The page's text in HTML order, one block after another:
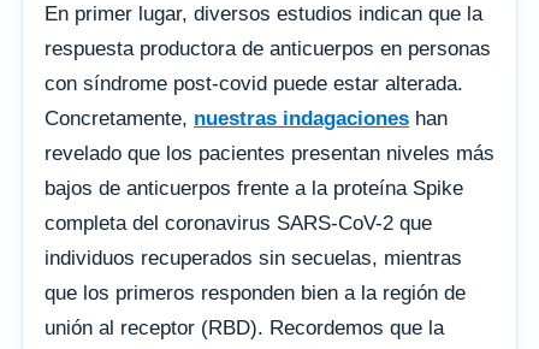
En primer lugar, diversos estudios indican que la
respuesta productora de anticuerpos en personas
con síndrome post-covid puede estar alterada.
Concretamente, nuestras indagaciones han
revelado que los pacientes presentan niveles más
bajos de anticuerpos frente a la proteína Spike
completa del coronavirus SARS-CoV-2 que
individuos recuperados sin secuelas, mientras
que los primeros responden bien a la región de
unión al receptor (RBD). Recordemos que la